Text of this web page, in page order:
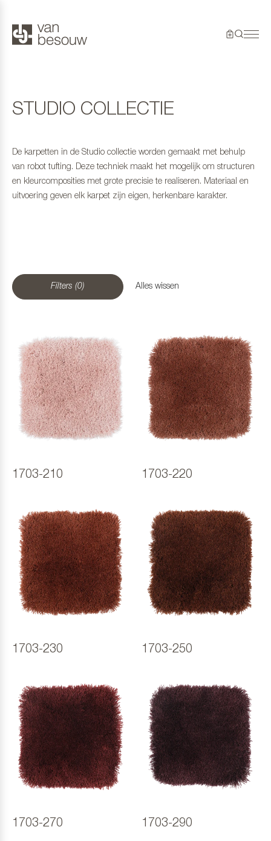
STUDIO COLLECTIE
De karpetten in de Studio collectie worden gemaakt met behulp
van robot tufting. Deze techniek maakt het mogelijk om structuren
en kleurcomposities met grote precisie te realiseren. Materiaal en
uitvoering geven elk karpet zijn eigen, herkenbare karakter.
Filters (0) Alles wissen
1703-210 1703-220
1703-230 1703-250
1703-270 1703-290